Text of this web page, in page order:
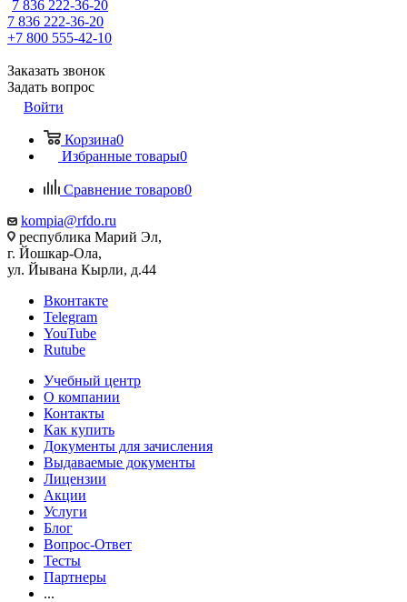
7 836 222-36-20
7 836 222-36-20
+7 800 555-42-10
Заказать звонок
Задать вопрос
Войти
Корзина0
Избранные товары0
Сравнение товаров0
kompia@rfdo.ru
республика Марий Эл,
г. Йошкар-Ола,
ул. Йывана Кырли, д.44
Вконтакте
Telegram
YouTube
Rutube
Учебный центр
О компании
Контакты
Как купить
Документы для зачисления
Выдаваемые документы
Лицензии
Акции
Услуги
Блог
Вопрос-Ответ
Тесты
Партнеры
...